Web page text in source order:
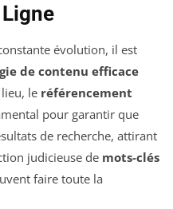
évolution, il est
de contenu efficace
le référencement
pour garantir que
de recherche, attirant
judicieuse de mots-clés
faire toute la